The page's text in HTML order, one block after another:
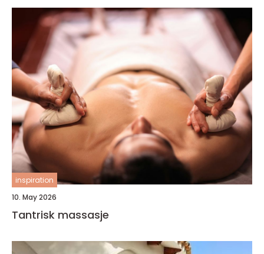
inspiration
10. May 2026
Tantrisk massasje